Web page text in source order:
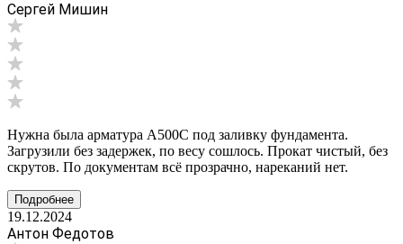
Сергей Мишин
Нужна была арматура А500С под заливку фундамента.
Загрузили без задержек, по весу сошлось. Прокат чистый, без
скрутов. По документам всё прозрачно, нареканий нет.
Подробнее
19.12.2024
Антон Федотов